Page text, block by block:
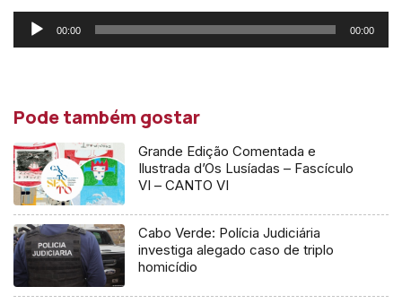
Reprodutor
de
00:00 00:00
Pode também gostar
Grande Edição Comentada e
Ilustrada d’Os Lusíadas – Fascículo
VI – CANTO VI
Cabo Verde: Polícia Judiciária
investiga alegado caso de triplo
homicídio